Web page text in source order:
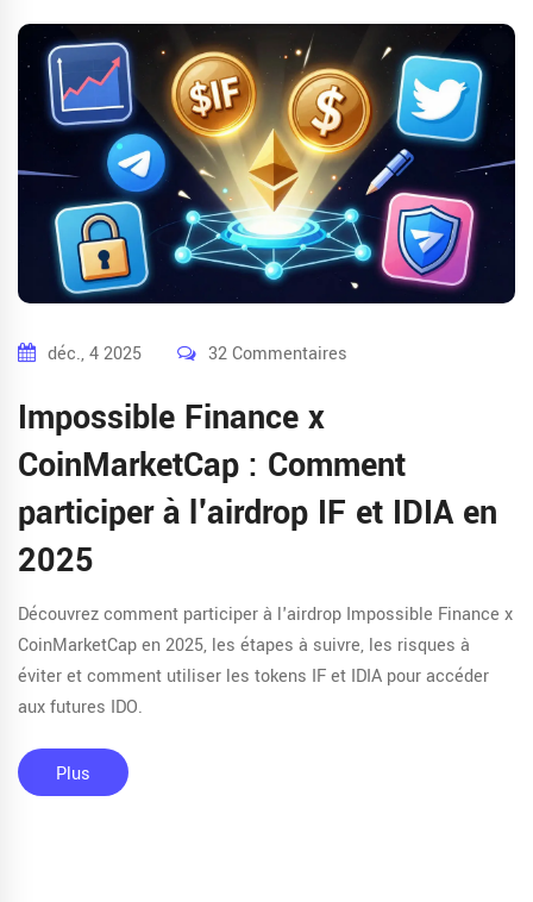
déc., 4 2025 32 Commentaires
Impossible Finance x
CoinMarketCap : Comment
participer à l'airdrop IF et IDIA en
2025
Découvrez comment participer à l'airdrop Impossible Finance x
CoinMarketCap en 2025, les étapes à suivre, les risques à
éviter et comment utiliser les tokens IF et IDIA pour accéder
aux futures IDO.
Plus